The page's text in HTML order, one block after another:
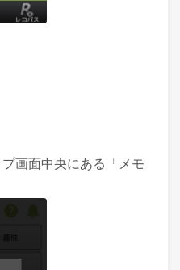
画面中央にある「メモ